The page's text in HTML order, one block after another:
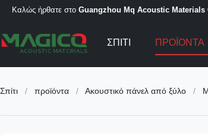
Καλώς ήρθατε στο Guangzhou Mq Acoustic Materials
ΣΠΊΤΙ ΠΡΟΪΌΝΤΑ
Σπίτι / προϊόντα / Ακουστικό πάνελ από ξύλο /